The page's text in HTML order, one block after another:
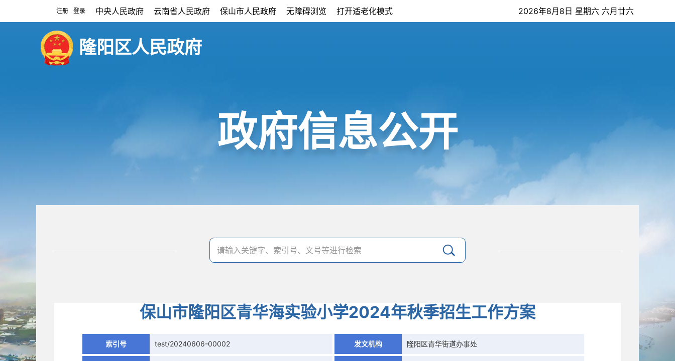
注册 登录 中央人民政府 云南省人民政府 保山市人民政府 无障碍浏览 打开适老化模式 2026年8月8日 星期六 六月廿六
隆阳区人民政府
政府信息公开
保山市隆阳区青华海实验小学2024年秋季招生工作方案
索引号 test/20240606-00002 发文机构 隆阳区青华街道办事处